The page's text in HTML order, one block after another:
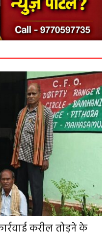
करील तोड़ने के